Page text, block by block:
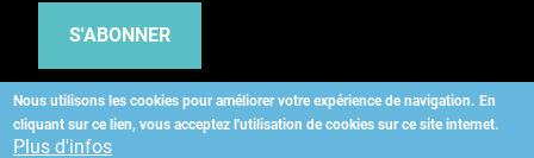
Nous utilisons les cookies pour améliorer votre expérience de navigation. En
cliquant sur ce lien, vous acceptez l'utilisation de cookies sur ce site internet.
Plus d'infos
S'ABONNER
Copyright©2026 ALLIEDHEALTH